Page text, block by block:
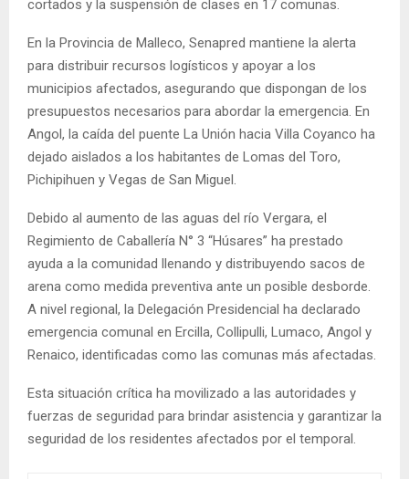
cortados y la suspensión de clases en 17 comunas.
En la Provincia de Malleco, Senapred mantiene la alerta
para distribuir recursos logísticos y apoyar a los
municipios afectados, asegurando que dispongan de los
presupuestos necesarios para abordar la emergencia. En
Angol, la caída del puente La Unión hacia Villa Coyanco ha
dejado aislados a los habitantes de Lomas del Toro,
Pichipihuen y Vegas de San Miguel.
Debido al aumento de las aguas del río Vergara, el
Regimiento de Caballería N° 3 “Húsares” ha prestado
ayuda a la comunidad llenando y distribuyendo sacos de
arena como medida preventiva ante un posible desborde.
A nivel regional, la Delegación Presidencial ha declarado
emergencia comunal en Ercilla, Collipulli, Lumaco, Angol y
Renaico, identificadas como las comunas más afectadas.
Esta situación crítica ha movilizado a las autoridades y
fuerzas de seguridad para brindar asistencia y garantizar la
seguridad de los residentes afectados por el temporal.